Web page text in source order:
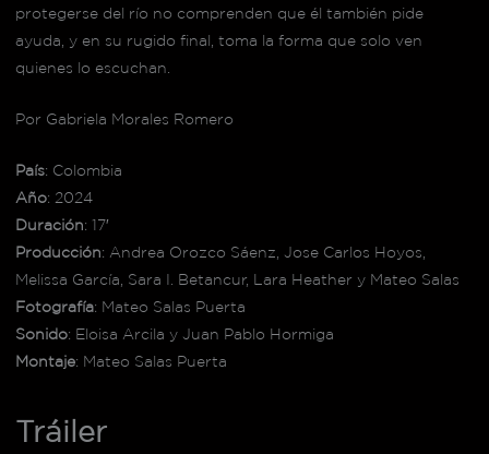
protegerse del río no comprenden que él también pide
ayuda, y en su rugido final, toma la forma que solo ven
quienes lo escuchan.
Por Gabriela Morales Romero
País: Colombia
Año: 2024
Duración: 17′
Producción: Andrea Orozco Sáenz, Jose Carlos Hoyos,
Melissa García, Sara I. Betancur, Lara Heather y Mateo Salas
Fotografía: Mateo Salas Puerta
Sonido: Eloisa Arcila y Juan Pablo Hormiga
Montaje: Mateo Salas Puerta
Tráiler